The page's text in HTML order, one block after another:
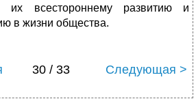
их всестороннему развитию и
в жизни общества.
30 / 33 Следующая >